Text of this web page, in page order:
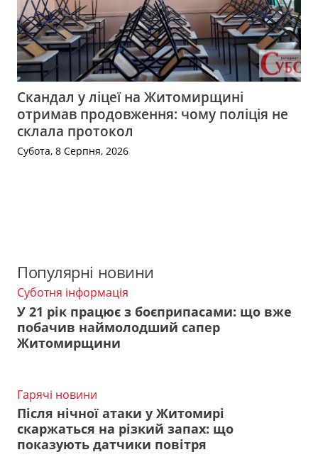
Скандал у ліцеї на Житомирщині
отримав продовження: чому поліція не
склала протокол
Субота, 8 Серпня, 2026
Популярні новини
Суботня інформація
У 21 рік працює з боєприпасами: що вже
побачив наймолодший сапер
Житомирщини
Гарячі новини
Після нічної атаки у Житомирі
скаржаться на різкий запах: що
показують датчики повітря